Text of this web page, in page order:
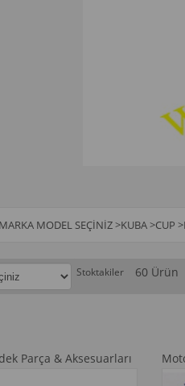
MODEL SEÇINIZ>KUBA>CUP >
Stoktakiler 60 Ürün
Parça & Aksesuarları